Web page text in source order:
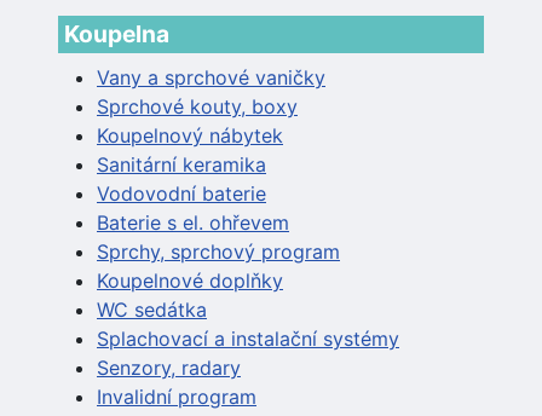
Koupelna
Vany a sprchové vaničky
Sprchové kouty, boxy
Koupelnový nábytek
Sanitární keramika
Vodovodní baterie
Baterie s el. ohřevem
Sprchy, sprchový program
Koupelnové doplňky
WC sedátka
Splachovací a instalační systémy
Senzory, radary
Invalidní program